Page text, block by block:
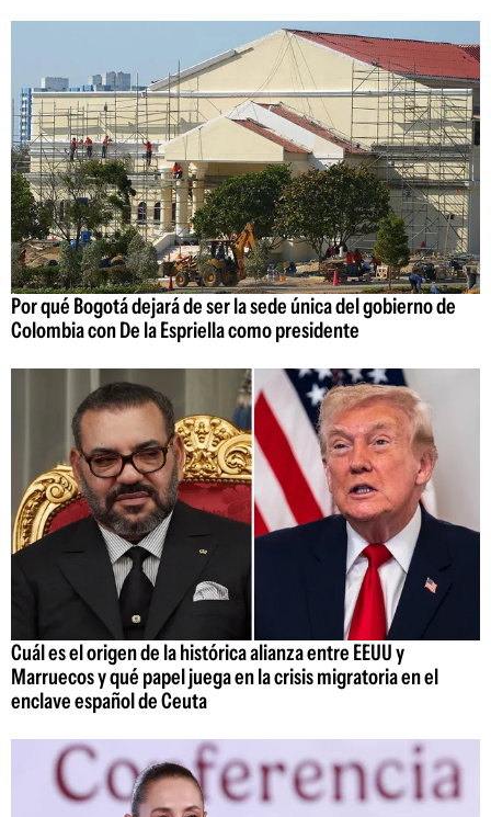
Por qué Bogotá dejará de ser la sede única del gobierno de
Colombia con De la Espriella como presidente
Cuál es el origen de la histórica alianza entre EEUU y
Marruecos y qué papel juega en la crisis migratoria en el
enclave español de Ceuta